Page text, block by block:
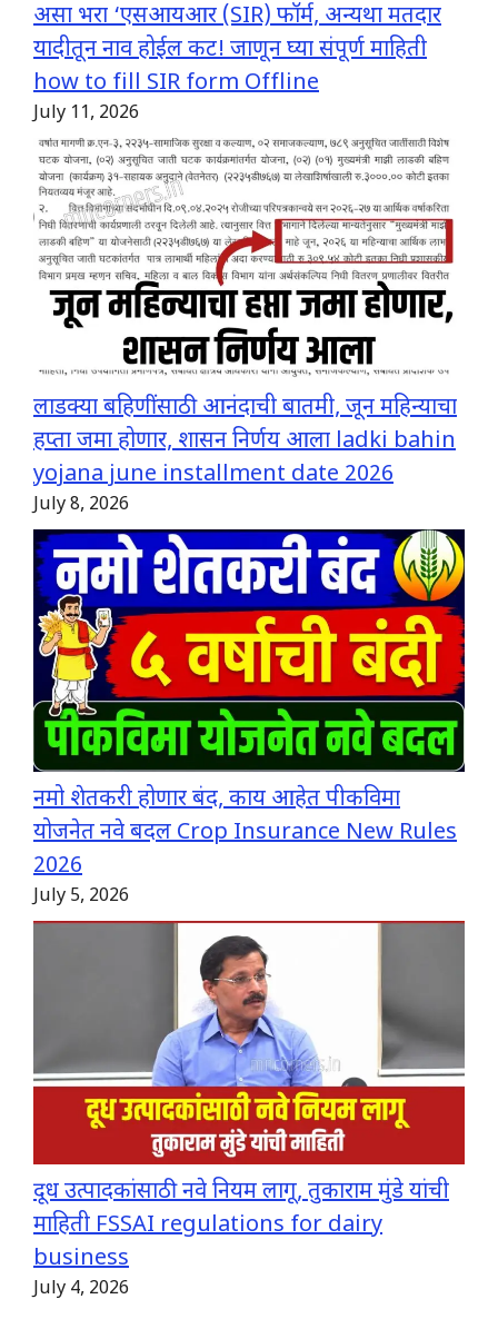
असा भरा ‘एसआयआर (SIR) फॉर्म, अन्यथा मतदार
यादीतून नाव होईल कट! जाणून घ्या संपूर्ण माहिती
how to fill SIR form Offline
July 11, 2026
लाडक्या बहिणींसाठी आनंदाची बातमी, जून महिन्याचा
हप्ता जमा होणार, शासन निर्णय आला ladki bahin
yojana june installment date 2026
July 8, 2026
नमो शेतकरी होणार बंद, काय आहेत पीकविमा
योजनेत नवे बदल Crop Insurance New Rules
2026
July 5, 2026
दूध उत्पादकांसाठी नवे नियम लागू, तुकाराम मुंडे यांची
माहिती FSSAI regulations for dairy
business
July 4, 2026